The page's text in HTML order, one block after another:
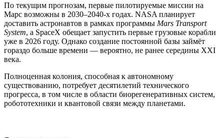
По текущим прогнозам, первые пилотируемые миссии на
Марс возможны в 2030–2040-х годах. NASA планирует
доставить астронавтов в рамках программы Mars Transport
System, а SpaceX обещает запустить первые грузовые корабли
уже в 2026 году. Однако создание постоянной базы займёт
гораздо больше времени — вероятно, не ранее середины XXI
века.
Полноценная колония, способная к автономному
существованию, потребует десятилетий технического
прогресса, в том числе в области биорегенеративных систем,
робототехники и квантовой связи между планетами.